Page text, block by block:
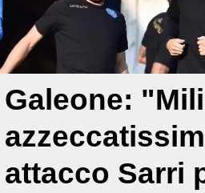
Galeone:
attacco Sarri